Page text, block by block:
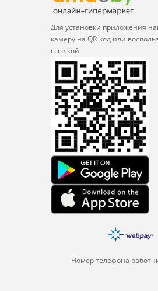
Для установки приложения
камеру на QR‑код или
ссылкой
Номер телефона